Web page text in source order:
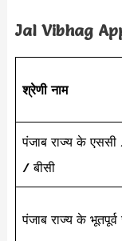
Jal Vibhag
श्रेणी नाम
पंजाब राज्य के
/ बीसी
पंजाब राज्य के